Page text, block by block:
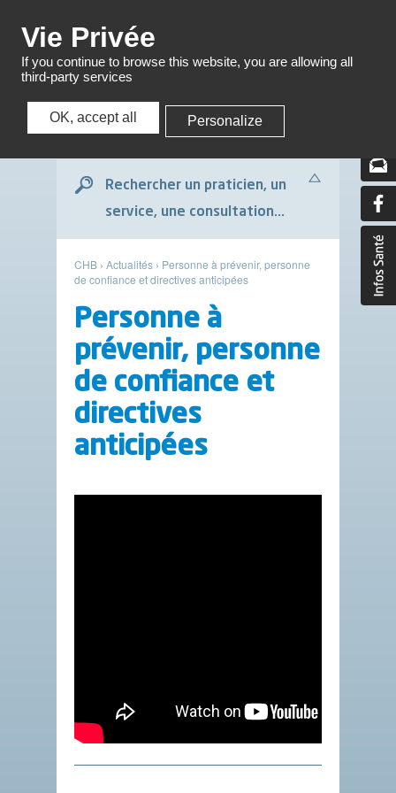
Menu
Rechercher un praticien, un
service, une consultation...
CHB › Actualités › Personne à prévenir, personne
de confiance et directives anticipées
Personne à
prévenir, personne
de confiance et
directives
anticipées
Vie Privée
If you continue to browse this website, you are allowing all
third-party services
OK, accept all Personalize